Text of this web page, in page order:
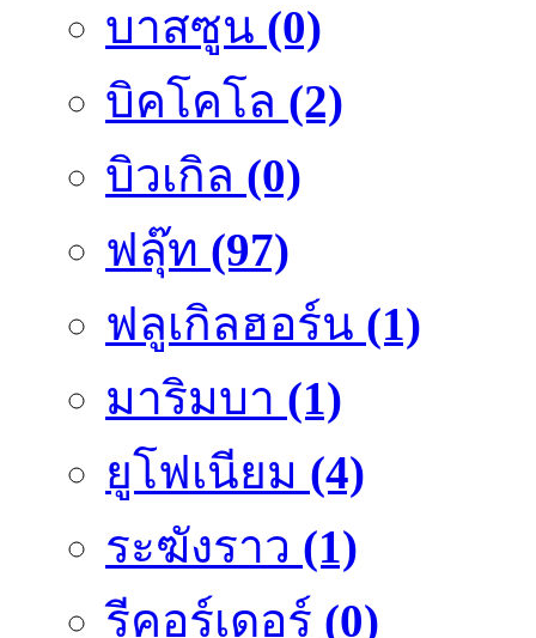
บาสซูน (0)
บิคโคโล (2)
บิวเกิล (0)
ฟลุ๊ท (97)
ฟลูเกิลฮอร์น (1)
มาริมบา (1)
ยูโฟเนียม (4)
ระฆังราว (1)
รีคอร์เดอร์ (0)